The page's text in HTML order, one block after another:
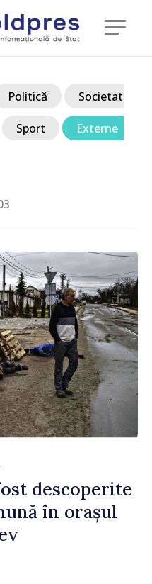
Politică Societate
Sport Externe
descoperite
în orașul